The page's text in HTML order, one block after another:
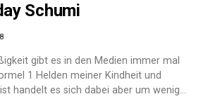
Schumi
gibt es in den Medien immer mal
1 Helden meiner Kindheit und
handelt es sich dabei aber um wenig…